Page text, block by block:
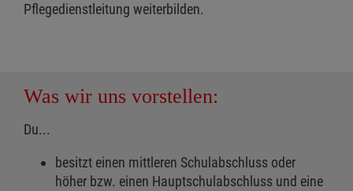
Pflegedienstleitung weiterbilden.
Was wir uns vorstellen:
Du...
besitzt einen mittleren Schulabschluss oder
höher bzw. einen Hauptschulabschluss und eine